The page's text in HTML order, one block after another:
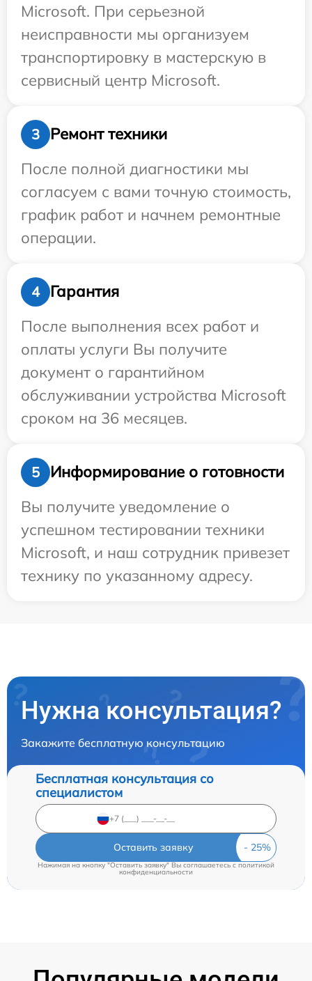
Microsoft. При серьезной
неисправности мы организуем
транспортировку в мастерскую в
сервисный центр Microsoft.
3
Ремонт техники
После полной диагностики мы
согласуем с вами точную стоимость,
график работ и начнем ремонтные
операции.
4
Гарантия
После выполнения всех работ и
оплаты услуги Вы получите
документ о гарантийном
обслуживании устройства Microsoft
сроком на 36 месяцев.
5
Информирование о готовности
Вы получите уведомление о
успешном тестировании техники
Microsoft, и наш сотрудник привезет
технику по указанному адресу.
Нужна консультация?
Закажите бесплатную консультацию
Бесплатная консультация со
специалистом
Оставить заявку
Нажимая на кнопку "Оставить заявку" Вы соглашаетесь cполитикой
конфиденциальности